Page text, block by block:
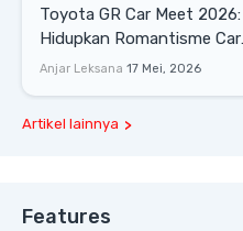
Toyota GR Car Meet 2026:
Hidupkan Romantisme Car
Culture Era 90-an
Anjar Leksana 17 Mei, 2026
Artikel lainnya
Features